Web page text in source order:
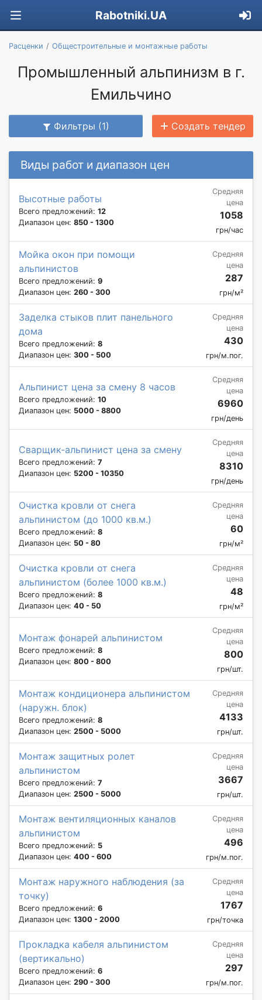
Rabotniki.UA
Расценки Общестроительные и монтажные работы
Промышленный альпинизм в г.
Емильчино
Фильтры (1) Создать тендер
Виды работ и диапазон цен
Высотные работы
Всего предложений: 12
Диапазон цен: 850 - 1300
Средняя
цена
1058
грн/час
Мойка окон при помощи
альпинистов
Всего предложений: 9
Диапазон цен: 260 - 300
Средняя
цена
287
грн/м²
Заделка стыков плит панельного
дома
Всего предложений: 8
Диапазон цен: 300 - 500
Средняя
цена
430
грн/м.пог.
Альпинист цена за смену 8 часов
Всего предложений: 10
Диапазон цен: 5000 - 8800
Средняя
цена
6960
грн/день
Сварщик-альпинист цена за смену
Всего предложений: 7
Диапазон цен: 5200 - 10350
Средняя
цена
8310
грн/день
Очистка кровли от снега
альпинистом (до 1000 кв.м.)
Всего предложений: 8
Диапазон цен: 50 - 80
Средняя
цена
60
грн/м²
Очистка кровли от снега
альпинистом (более 1000 кв.м.)
Всего предложений: 8
Диапазон цен: 40 - 50
Средняя
цена
48
грн/м²
Монтаж фонарей альпинистом
Всего предложений: 8
Диапазон цен: 800 - 800
Средняя
цена
800
грн/шт.
Монтаж кондиционера альпинистом
(наружн. блок)
Всего предложений: 8
Диапазон цен: 2500 - 5000
Средняя
цена
4133
грн/шт.
Монтаж защитных ролет
альпинистом
Всего предложений: 7
Диапазон цен: 2500 - 5000
Средняя
цена
3667
грн/шт.
Монтаж вентиляционных каналов
альпинистом
Всего предложений: 5
Диапазон цен: 400 - 600
Средняя
цена
496
грн/м.пог.
Монтаж наружного наблюдения (за
точку)
Всего предложений: 6
Диапазон цен: 1300 - 2000
Средняя
цена
1767
грн/точка
Прокладка кабеля альпинистом
(вертикально)
Всего предложений: 6
Диапазон цен: 290 - 300
Средняя
цена
297
грн/м.пог.